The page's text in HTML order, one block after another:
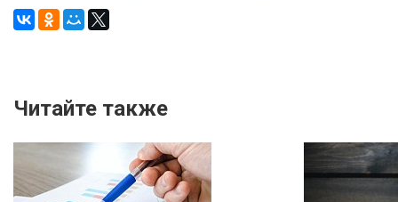
Читайте также